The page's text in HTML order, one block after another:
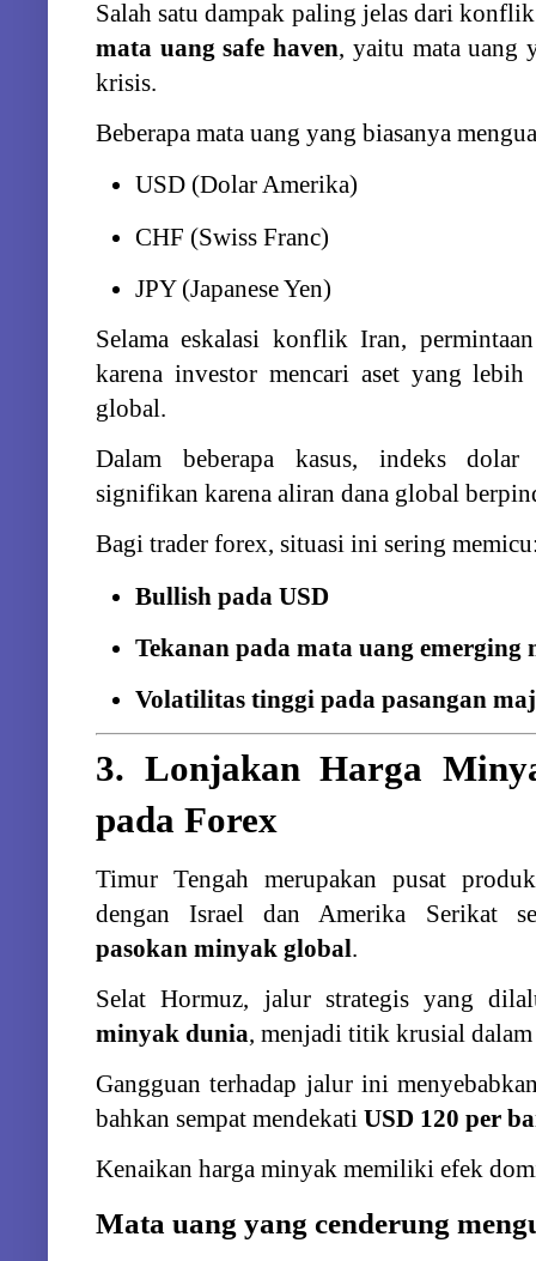
Salahsatudampak paling jelasdari
mata uangsafehaven, yaitu matauang
krisis.
Beberapa mata uang yang biasanya
USD (DolarAmerika)
CHF (Swiss Franc)
JPY (JapaneseYen)
Selamaeskalasi konflikIran,
karena investor mencari aset yanglebih
global.
Dalam beberapa kasus, indeks
signifikan karena aliran dana global
Bagi trader forex, situasi ini sering
Bullish pada USD
Tekanan pada mata uang emerging
Volatilitas tinggi pada pasangan
3. LonjakanHarga
pada Forex
Timur Tengah merupakan pusat
denganIsraeldanAmerika Serikat
pasokan minyak global.
SelatHormuz, jalur strategis yang
minyak dunia, menjadi titik krusial
Gangguanterhadap jalur ini
bahkan sempat mendekati USD 120 per
Kenaikan harga minyak memiliki efek
Mata uang yang cenderung